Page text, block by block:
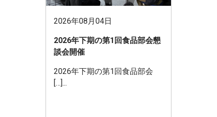
2026年08月04日
2026年下期の第1回食品部会懇
談会開催
2026年下期の第1回食品部会
[…]...